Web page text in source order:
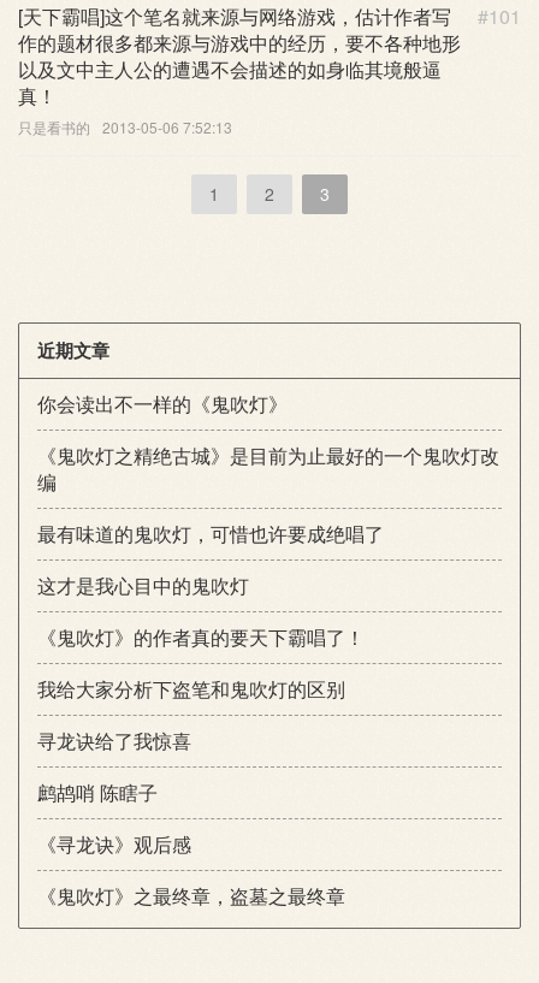
#101
[天下霸唱]这个笔名就来源与网络游戏，估计作者写
作的题材很多都来源与游戏中的经历，要不各种地形
以及文中主人公的遭遇不会描述的如身临其境般逼
真！
只是看书的 2013-05-06 7:52:13
1 2 3
近期文章
你会读出不一样的《鬼吹灯》
《鬼吹灯之精绝古城》是目前为止最好的一个鬼吹灯改
编
最有味道的鬼吹灯，可惜也许要成绝唱了
这才是我心目中的鬼吹灯
《鬼吹灯》的作者真的要天下霸唱了！
我给大家分析下盗笔和鬼吹灯的区别
寻龙诀给了我惊喜
鹧鸪哨 陈瞎子
《寻龙诀》观后感
《鬼吹灯》之最终章，盗墓之最终章